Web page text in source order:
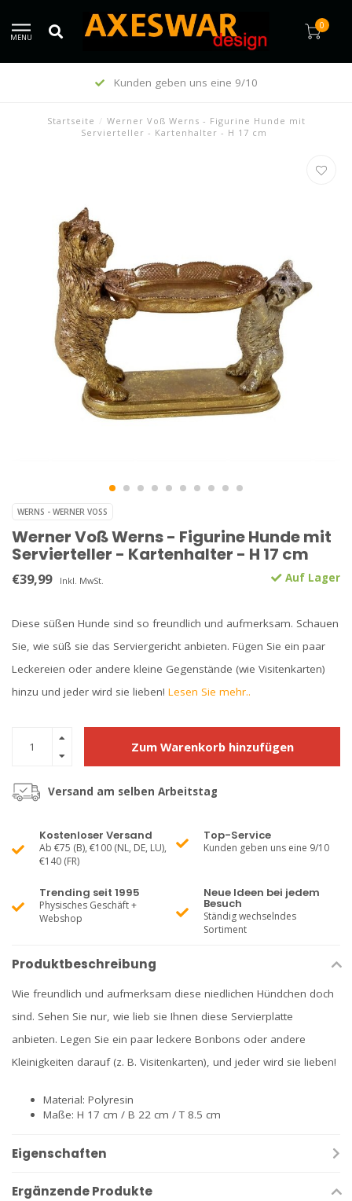
MENU
0
Kunden geben uns eine 9/10
Startseite / Werner Voß Werns - Figurine Hunde mit
Servierteller - Kartenhalter - H 17 cm
WERNS - WERNER VOSS
Werner Voß Werns - Figurine Hunde mit
Servierteller - Kartenhalter - H 17 cm
€39,99 Inkl. MwSt. Auf Lager
Diese süßen Hunde sind so freundlich und aufmerksam. Schauen
Sie, wie süß sie das Serviergericht anbieten. Fügen Sie ein paar
Leckereien oder andere kleine Gegenstände (wie Visitenkarten)
hinzu und jeder wird sie lieben! Lesen Sie mehr..
Zum Warenkorb hinzufügen
Versand am selben Arbeitstag
Kostenloser Versand
Ab €75 (B), €100 (NL, DE, LU),
€140 (FR)
Top-Service
Kunden geben uns eine 9/10
Trending seit 1995
Physisches Geschäft +
Webshop
Neue Ideen bei jedem
Besuch
Ständig wechselndes
Sortiment
Produktbeschreibung
Wie freundlich und aufmerksam diese niedlichen Hündchen doch
sind. Sehen Sie nur, wie lieb sie Ihnen diese Servierplatte
anbieten. Legen Sie ein paar leckere Bonbons oder andere
Kleinigkeiten darauf (z. B. Visitenkarten), und jeder wird sie lieben!
Material: Polyresin
Maße: H 17 cm / B 22 cm / T 8.5 cm
Eigenschaften
Ergänzende Produkte